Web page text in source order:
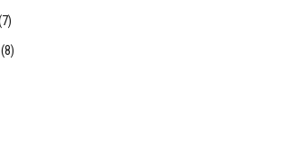
(8)